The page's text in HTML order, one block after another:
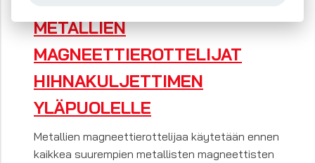
METALLIEN
MAGNEETTIEROTTELIJAT
HIHNAKULJETTIMEN
YLÄPUOLELLE
Metallien magneettierottelijaa käytetään ennen
kaikkea suurempien metallisten magneettisten